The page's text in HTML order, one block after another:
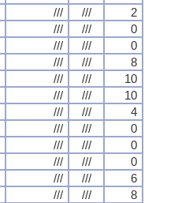
/// ///
2
/// ///
0
/// ///
0
/// ///
8
/// ///
10
/// ///
10
/// ///
4
/// ///
0
/// ///
0
/// ///
0
/// ///
6
/// ///
8